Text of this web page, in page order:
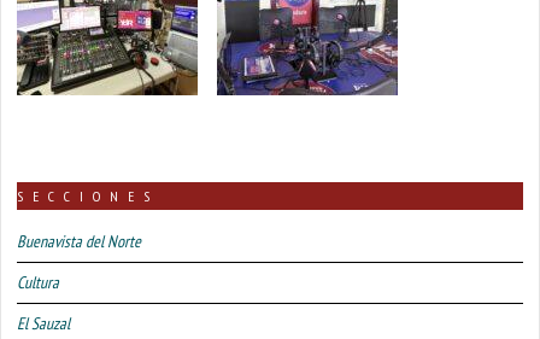
SECCIONES
Buenavista del Norte
Cultura
El Sauzal